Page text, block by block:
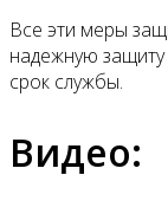
Все эти меры
надежную
срок службы.
Видео: